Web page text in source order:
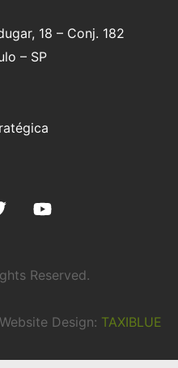
18 – Conj. 182
– SP
Reserved.
Website Design: TAXIBLUE